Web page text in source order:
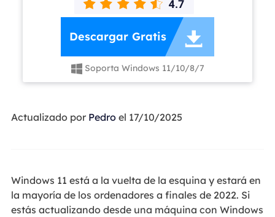
Descargar Gratis 
Soporta Windows 11/10/8/7
Actualizado por Pedroel 17/10/2025
Windows 11 está a la vuelta de la esquina y estará en
la mayoría de los ordenadores a finales de 2022. Si
estás actualizando desde una máquina con Windows